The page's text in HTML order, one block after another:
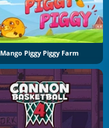
Mango Piggy Piggy Farm